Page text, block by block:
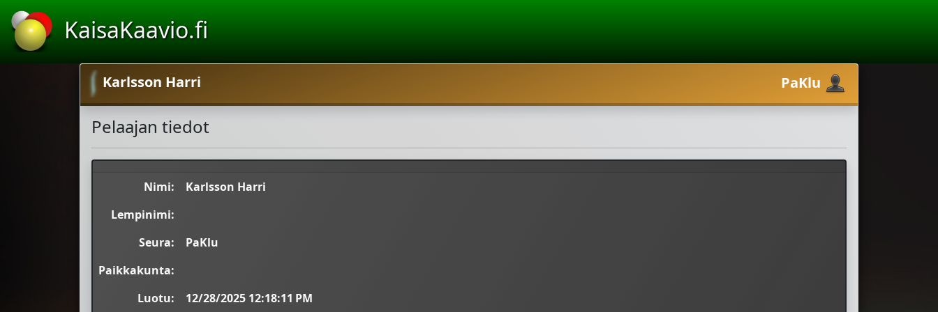
KaisaKaavio.fi
Karlsson Harri PaKlu
Pelaajan tiedot
Nimi:
Karlsson Harri
Lempinimi:
Seura:
PaKlu
Paikkakunta:
Luotu:
12/28/2025 12:18:11 PM